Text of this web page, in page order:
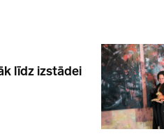
līdz izstādei